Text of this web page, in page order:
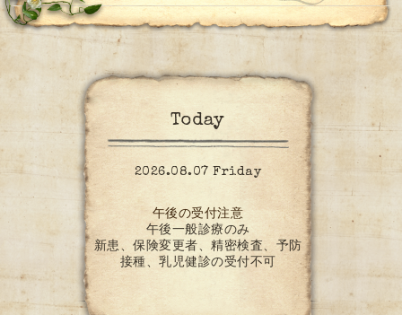
Today
2026.08.07 Friday
午後の受付注意
午後一般診療のみ
新患、保険変更者、精密検査、予防
接種、乳児健診の受付不可